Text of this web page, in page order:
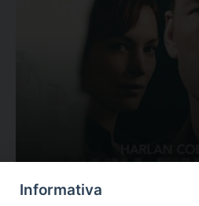
Valutazione
Informativa